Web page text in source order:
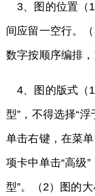
3、图的位置（
间应留一空行。
数字按顺序编排
4、图的版式（
型”，不得选择“
单击右键，在菜单
项卡中单击“高级
型”。（2）图的